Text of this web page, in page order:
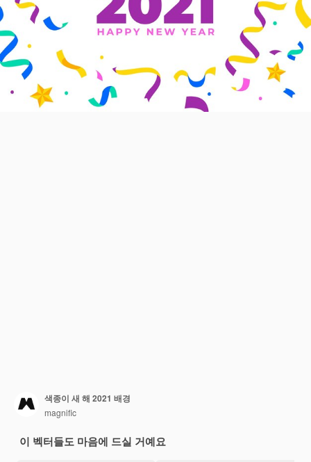
색종이 새 해 2021 배경
magnific
이 벡터들도 마음에 드실 거예요